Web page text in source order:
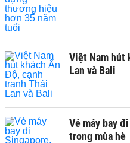
Việt Nam hút
Lan và Bali
Vé máy bay
trong mùa hè